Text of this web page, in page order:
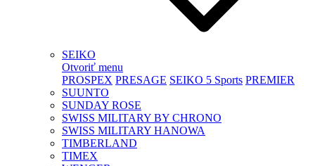
SEIKO
Otvoriť menu
PROSPEX PRESAGE SEIKO 5 Sports PREMIER
SUUNTO
SUNDAY ROSE
SWISS MILITARY BY CHRONO
SWISS MILITARY HANOWA
TIMBERLAND
TIMEX